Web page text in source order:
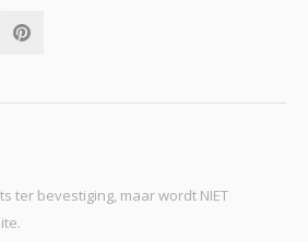
ter bevestiging, maar wordt NIET